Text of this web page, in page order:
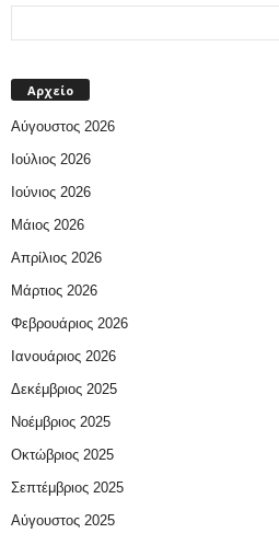
Αρχείο
Αύγουστος 2026
Ιούλιος 2026
Ιούνιος 2026
Μάιος 2026
Απρίλιος 2026
Μάρτιος 2026
Φεβρουάριος 2026
Ιανουάριος 2026
Δεκέμβριος 2025
Νοέμβριος 2025
Οκτώβριος 2025
Σεπτέμβριος 2025
Αύγουστος 2025